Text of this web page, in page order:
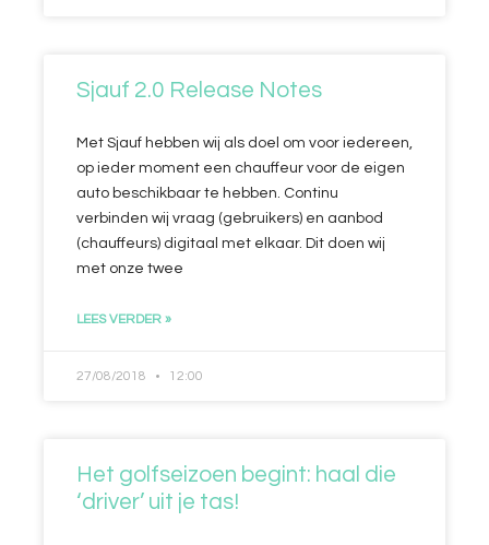
Sjauf 2.0 Release Notes
Met Sjauf hebben wij als doel om voor iedereen,
op ieder moment een chauffeur voor de eigen
auto beschikbaar te hebben. Continu
verbinden wij vraag (gebruikers) en aanbod
(chauffeurs) digitaal met elkaar. Dit doen wij
met onze twee
LEES VERDER »
27/08/2018 12:00
Het golfseizoen begint: haal die
‘driver’ uit je tas!